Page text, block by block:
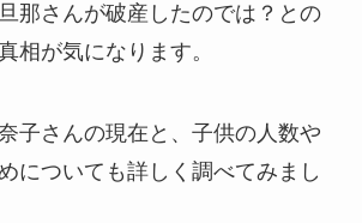
那さんが破産したのでは？との
相が気になります。
子さんの現在と、子供の人数や
についても詳しく調べてみまし